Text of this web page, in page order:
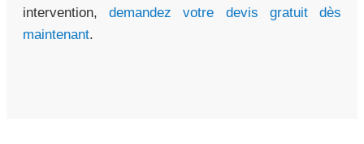
intervention,demandez votre devis gratuit dès
maintenant.